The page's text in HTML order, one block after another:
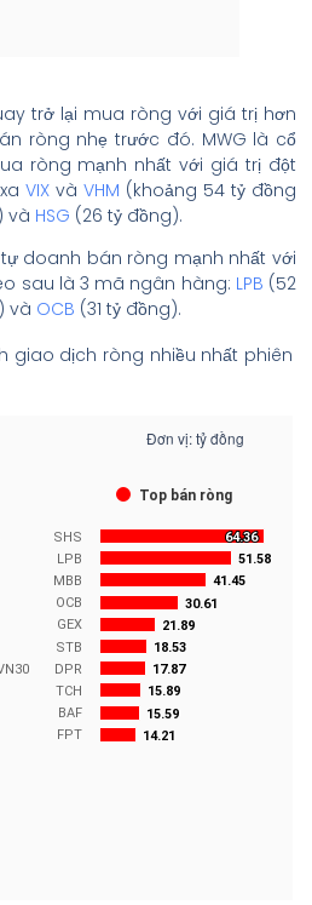
trở lại mua ròng với giá trị hơn
ròng nhẹ trước đó. MWG là cổ
ròng mạnh nhất với giá trị đột
VIX và VHM (khoảng 54 tỷ đồng
và HSG (26 tỷ đồng).
doanh bán ròng mạnh nhất với
sau là 3 mã ngân hàng: LPB (52
và OCB (31 tỷ đồng).
giao dịch ròng nhiều nhất phiên